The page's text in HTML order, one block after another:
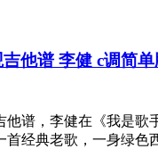
他谱 李健 c调简
他谱，李健在《我是歌
首经典老歌，一身绿色